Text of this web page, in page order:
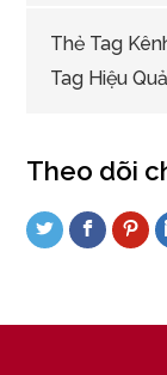
Thẻ Tag
Tag Hiệu
Theo dõi